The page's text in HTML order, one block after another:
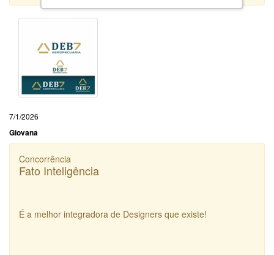
7/1/2026
Giovana
Concorrência
Fato Inteligência
É a melhor integradora de Designers que existe!